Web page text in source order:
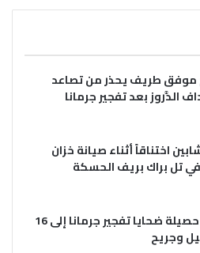
موفق طريف يحذر من تصاعد
الدَّروز بعد تفجير جرمانا
اختناقاً أثناء صيانة خزان
تل براك بريف الحسكة
ارتفاع حصيلة ضحايا تفجير جرمانا إلى 16
وجريح